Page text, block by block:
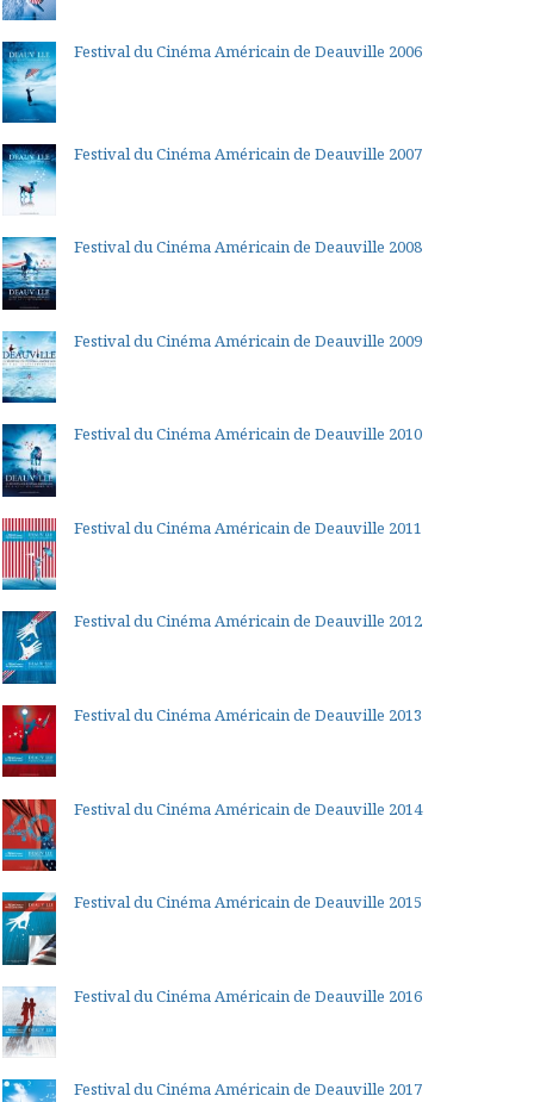
Festival du Cinéma Américain de Deauville 2006
Festival du Cinéma Américain de Deauville 2007
Festival du Cinéma Américain de Deauville 2008
Festival du Cinéma Américain de Deauville 2009
Festival du Cinéma Américain de Deauville 2010
Festival du Cinéma Américain de Deauville 2011
Festival du Cinéma Américain de Deauville 2012
Festival du Cinéma Américain de Deauville 2013
Festival du Cinéma Américain de Deauville 2014
Festival du Cinéma Américain de Deauville 2015
Festival du Cinéma Américain de Deauville 2016
Festival du Cinéma Américain de Deauville 2017